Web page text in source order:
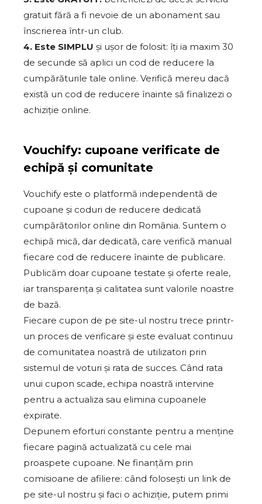
gratuit fără a fi nevoie de un abonament sau
înscrierea într-un club.
4. Este SIMPLU și ușor de folosit: îți ia maxim 30
de secunde să aplici un cod de reducere la
cumpărăturile tale online. Verifică mereu dacă
există un cod de reducere înainte să finalizezi o
achiziție online.
Vouchify: cupoane verificate de
echipă și comunitate
Vouchify este o platformă independentă de
cupoane și coduri de reducere dedicată
cumpărătorilor online din România. Suntem o
echipă mică, dar dedicată, care verifică manual
fiecare cod de reducere înainte de publicare.
Publicăm doar cupoane testate și oferte reale,
iar transparența și calitatea sunt valorile noastre
de bază.
Fiecare cupon de pe site-ul nostru trece printr-
un proces de verificare și este evaluat continuu
de comunitatea noastră de utilizatori prin
sistemul de voturi și rata de succes. Când rata
unui cupon scade, echipa noastră intervine
pentru a actualiza sau elimina cupoanele
expirate.
Depunem eforturi constante pentru a menține
fiecare pagină actualizată cu cele mai
proaspete cupoane. Ne finanțăm prin
comisioane de afiliere: când folosești un link de
pe site-ul nostru și faci o achiziție, putem primi